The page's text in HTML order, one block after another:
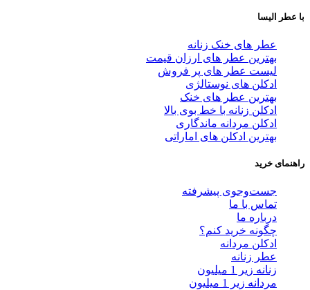
با عطر الیسا
عطر های خنک زنانه
بهترین عطر های ارزان قیمت
لیست عطر های پر فروش
ادکلن های نوستالژی
بهترین عطر های خنک
ادکلن زنانه با خط بوی بالا
ادکلن مردانه ماندگاری
بهترین ادکلن های اماراتی
راهنمای خرید
جست‌وجوی پیشرفته
تماس با ما
درباره ما
چگونه خرید کنم؟
ادکلن مردانه
عطر زنانه
زنانه زیر 1 میلیون
مردانه زیر 1 میلیون